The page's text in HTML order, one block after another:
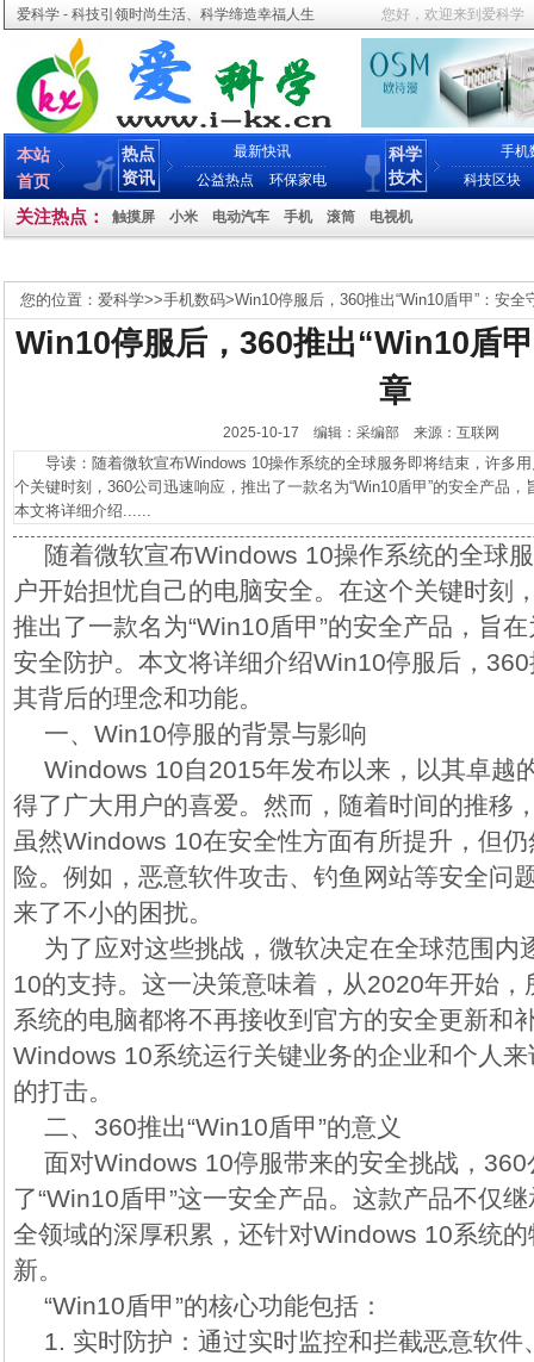
爱科学 - 科技引领时尚生活、科学缔造幸福人生 您好，欢迎来到爱科学
本站
首页
热点
资讯
最新快讯
公益热点
环保家电
科学
技术
手机
科技区块
关注热点： 触摸屏 小米 电动汽车 手机 滚筒 电视机
您的位置： 爱科学>>手机数码>Win10停服后，360推出“Win10盾甲”：安全
Win10停服后，360推出“Win10盾
章
2025-10-17 编辑：采编部 来源：互联网
导读：随着微软宣布Windows 10操作系统的全球服务即将结束，许多用
个关键时刻，360公司迅速响应，推出了一款名为“Win10盾甲”的安全产品
本文将详细介绍......
随着微软宣布Windows 10操作系统的全球
户开始担忧自己的电脑安全。在这个关键时刻
推出了一款名为“Win10盾甲”的安全产品，旨
安全防护。本文将详细介绍Win10停服后，360
其背后的理念和功能。
一、Win10停服的背景与影响
Windows 10自2015年发布以来，以其卓越
得了广大用户的喜爱。然而，随着时间的推移
虽然Windows 10在安全性方面有所提升，但
险。例如，恶意软件攻击、钓鱼网站等安全问
来了不小的困扰。
为了应对这些挑战，微软决定在全球范围内
10的支持。这一决策意味着，从2020年开始
系统的电脑都将不再接收到官方的安全更新和
Windows 10系统运行关键业务的企业和个人
的打击。
二、360推出“Win10盾甲”的意义
面对Windows 10停服带来的安全挑战，
了“Win10盾甲”这一安全产品。这款产品不仅
全领域的深厚积累，还针对Windows 10系统
新。
“Win10盾甲”的核心功能包括：
1. 实时防护：通过实时监控和拦截恶意软件